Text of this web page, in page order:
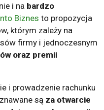
i na bardzo
Biznes to propozycja
którym zależy na
firmy i jednoczesnym
oraz premii
i prowadzenie rachunku
są za otwarcie